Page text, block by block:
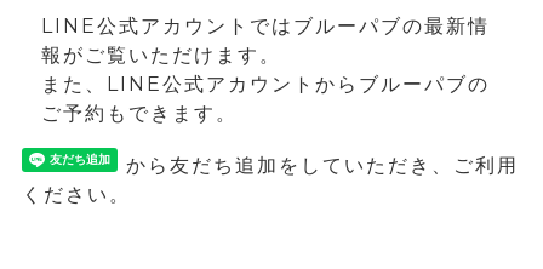
LINE公式アカウントではブルーパブの最新情
報がご覧いただけます。
また、LINE公式アカウントからブルーパブの
ご予約もできます。
から友だち追加をしていただき、ご利用
ください。